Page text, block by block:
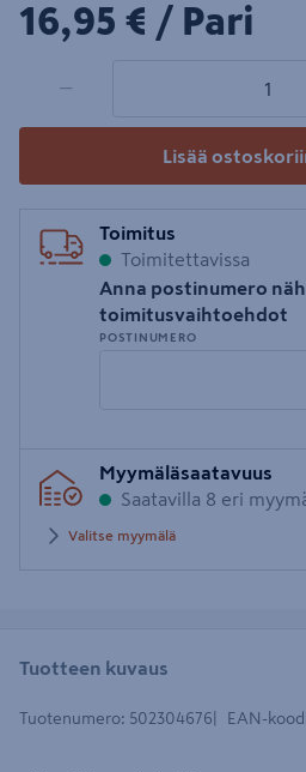
16,95€/Pari
16,95 € / Pari
−
Lisää
Toimitus
Toimitettavissa
Anna postinumero
toimitusvaihtoehdot
POSTINUMERO
postinumero
Myymäläsaatavuus
Saatavilla 8 eri
Valitse myymälä
Tuotteen kuvaus
Tuotenumero: 502304676 EAN-